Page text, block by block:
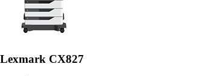
Lexmark CX827